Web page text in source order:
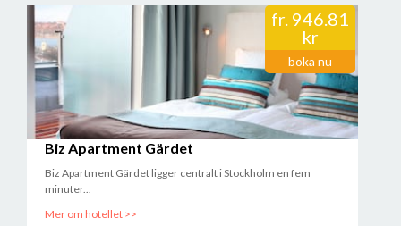
fr. 946.81
kr
boka nu
Biz Apartment Gärdet
Biz Apartment Gärdet ligger centralt i Stockholm en fem
minuter...
Mer om hotellet >>